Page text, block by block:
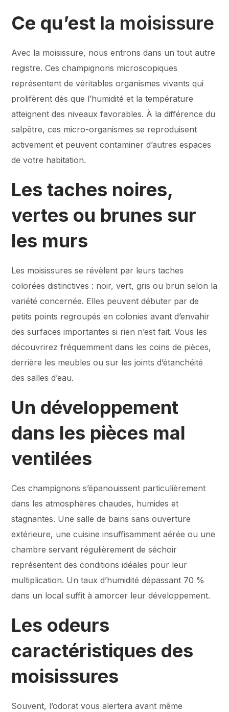
Ce qu’est la moisissure
Avec la moisissure, nous entrons dans un tout autre
registre. Ces champignons microscopiques
représentent de véritables organismes vivants qui
prolifèrent dès que l’humidité et la température
atteignent des niveaux favorables. À la différence du
salpêtre, ces micro-organismes se reproduisent
activement et peuvent contaminer d’autres espaces
de votre habitation.
Les taches noires,
vertes ou brunes sur
les murs
Les moisissures se révèlent par leurs taches
colorées distinctives : noir, vert, gris ou brun selon la
variété concernée. Elles peuvent débuter par de
petits points regroupés en colonies avant d’envahir
des surfaces importantes si rien n’est fait. Vous les
découvrirez fréquemment dans les coins de pièces,
derrière les meubles ou sur les joints d’étanchéité
des salles d’eau.
Un développement
dans les pièces mal
ventilées
Ces champignons s’épanouissent particulièrement
dans les atmosphères chaudes, humides et
stagnantes. Une salle de bains sans ouverture
extérieure, une cuisine insuffisamment aérée ou une
chambre servant régulièrement de séchoir
représentent des conditions idéales pour leur
multiplication. Un taux d’humidité dépassant 70 %
dans un local suffit à amorcer leur développement.
Les odeurs
caractéristiques des
moisissures
Souvent, l’odorat vous alertera avant même